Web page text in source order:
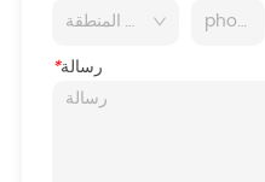
*رسالة